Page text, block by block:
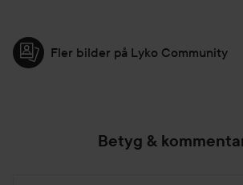
Fler bilder på Lyko Community
Betyg &